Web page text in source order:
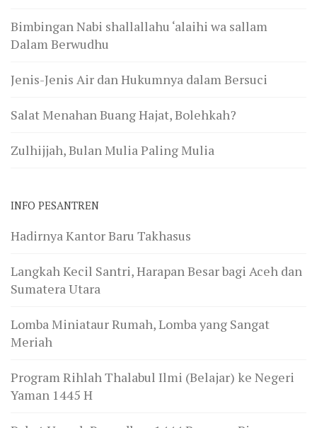
Bimbingan Nabi shallallahu ‘alaihi wa sallam
Dalam Berwudhu
Jenis-Jenis Air dan Hukumnya dalam Bersuci
Salat Menahan Buang Hajat, Bolehkah?
Zulhijjah, Bulan Mulia Paling Mulia
INFO PESANTREN
Hadirnya Kantor Baru Takhasus
Langkah Kecil Santri, Harapan Besar bagi Aceh dan
Sumatera Utara
Lomba Miniataur Rumah, Lomba yang Sangat
Meriah
Program Rihlah Thalabul Ilmi (Belajar) ke Negeri
Yaman 1445 H